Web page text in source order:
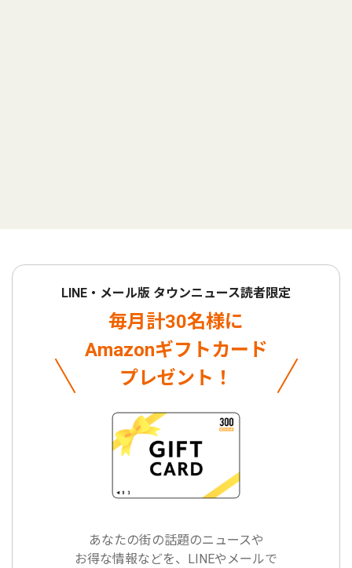
LINE・メール版 タウンニュース読者限定
毎月計30名様に
Amazonギフトカード
プレゼント！
あなたの街の話題のニュースや
お得な情報などを、LINEやメールで